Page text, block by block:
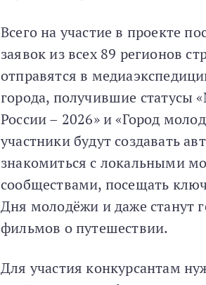
Всего на участие в проекте
заявок из всех 89 регионов
отправятся в
города, получившие статусы
России – 2026» и «Город
участники будут создавать
знакомиться с локальными
сообществами, посещать
Дня молодёжи и даже станут
фильмов о путешествии.
Для участия конкурсантам